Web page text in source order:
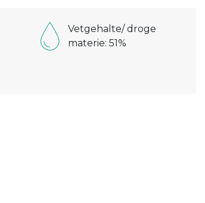
Vetgehalte/ droge
materie: 51%